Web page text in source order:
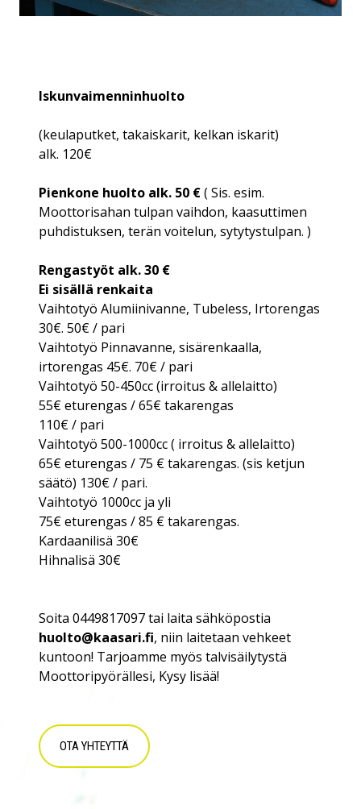
Iskunvaimenninhuolto
(keulaputket, takaiskarit, kelkan iskarit)
alk. 120€
Pienkone huolto alk. 50 €( Sis. esim.
Moottorisahan tulpan vaihdon, kaasuttimen
puhdistuksen, terän voitelun, sytytystulpan. )
Rengastyöt alk. 30 €
Ei sisällä renkaita
Vaihtotyö Alumiinivanne, Tubeless, Irtorengas
30€. 50€ / pari
Vaihtotyö Pinnavanne, sisärenkaalla,
irtorengas 45€. 70€ / pari
Vaihtotyö 50-450cc (irroitus & allelaitto)
55€ eturengas / 65€ takarengas
110€ / pari
Vaihtotyö 500-1000cc ( irroitus & allelaitto)
65€ eturengas / 75 € takarengas. (sis ketjun
säätö) 130€ / pari.
Vaihtotyö 1000cc ja yli
75€ eturengas / 85 € takarengas.
Kardaanilisä 30€
Hihnalisä 30€
Soita 0449817097 tai laita sähköpostia
huolto@kaasari.fi, niin laitetaan vehkeet
kuntoon! Tarjoamme myös talvisäilytystä
Moottoripyörällesi, Kysy lisää!
OTA YHTEYTTÄ